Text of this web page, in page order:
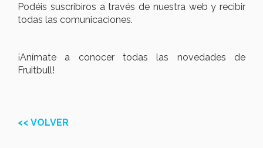
Podéis suscribiros a través de nuestra web y recibir
todas las comunicaciones.
¡Anímate a conocer todas las novedades de
Fruitbull!
<< VOLVER